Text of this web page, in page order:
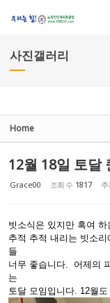
사진갤러리
Home
12월 18일 토달
Grace00 조회 수 1817 추
빗소식은 있지만 혹여
추적 추적 내리는 빗소
들
너무 좋습니다. 어제의
는
토달 모임입니다. 12월